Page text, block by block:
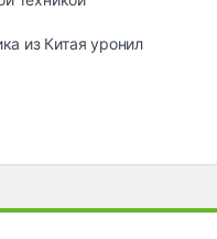
из Китая уронил